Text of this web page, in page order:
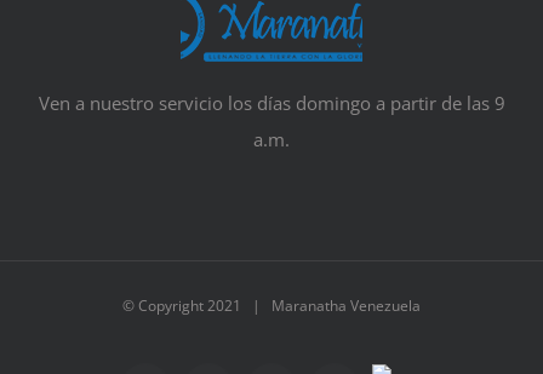
Ven a nuestro servicio los días domingo a partir de las 9
a.m.
© Copyright 2021 | Maranatha Venezuela